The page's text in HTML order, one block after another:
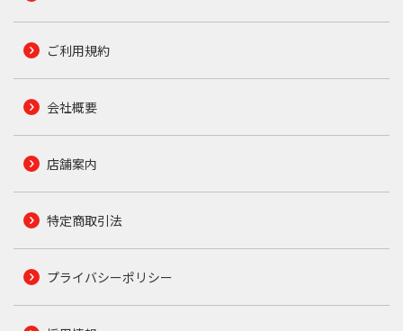
ご利用規約
会社概要
店舗案内
特定商取引法
プライバシーポリシー